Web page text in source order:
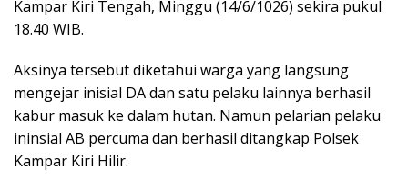
Kampar Kiri Tengah, Minggu (14/6/1026) sekira pukul
18.40 WIB.
Aksinya tersebut diketahui warga yang langsung
mengejar inisial DA dan satu pelaku lainnya berhasil
kabur masuk ke dalam hutan. Namun pelarian pelaku
ininsial AB percuma dan berhasil ditangkap Polsek
Kampar Kiri Hilir.